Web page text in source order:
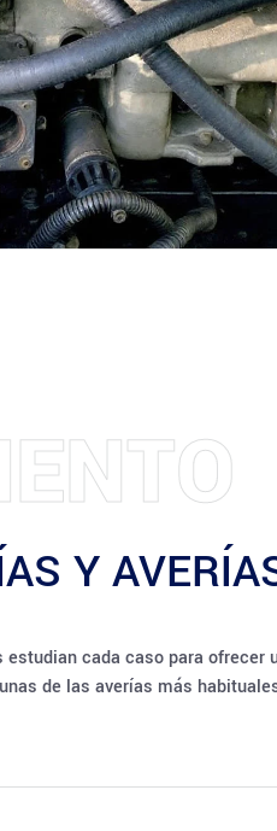
Y
cada caso para ofrecer
de las averías más
ENTO
E